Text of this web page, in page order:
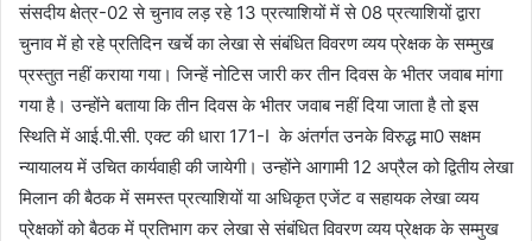
संसदीय क्षेत्र-02 से चुनाव लड़ रहे 13 प्रत्याशियों में से 08 प्रत्याशियों द्वारा
चुनाव में हो रहे प्रतिदिन खर्चे का लेखा से संबंधित विवरण व्यय प्रेक्षक के सम्मुख
प्रस्तुत नहीं कराया गया। जिन्हें नोटिस जारी कर तीन दिवस के भीतर जवाब मांगा
गया है। उन्होंने बताया कि तीन दिवस के भीतर जवाब नहीं दिया जाता है तो इस
स्थिति में आई.पी.सी. एक्ट की धारा 171-I के अंतर्गत उनके विरुद्ध मा0 सक्षम
न्यायालय में उचित कार्यवाही की जायेगी। उन्होंने आगामी 12 अप्रैल को द्वितीय लेखा
मिलान की बैठक में समस्त प्रत्याशियों या अधिकृत एजेंट व सहायक लेखा व्यय
प्रेक्षकों को बैठक में प्रतिभाग कर लेखा से संबंधित विवरण व्यय प्रेक्षक के सम्मुख